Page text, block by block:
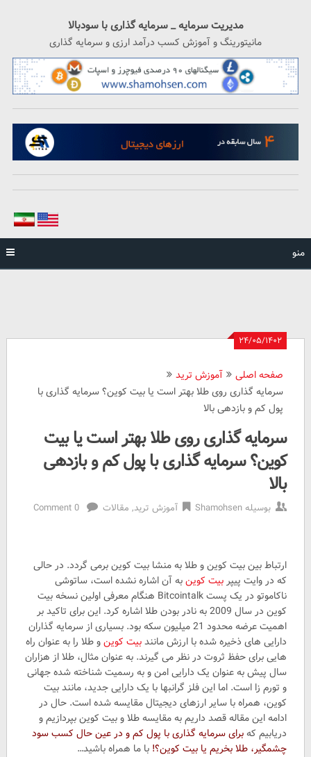
مدیریت سرمایه _ سرمایه گذاری با سودبالا
مانیتورینگ و آموزش کسب درآمد ارزی و سرمایه گذاری
منو
۲۴/۰۵/۱۴۰۲
صفحه اصلی
آموزش ترید
سرمایه گذاری روی طلا بهتر است یا بیت کوین؟ سرمایه گذاری با
پول کم و بازدهی بالا
سرمایه گذاری روی طلا بهتر است یا بیت
کوین؟ سرمایه گذاری با پول کم و بازدهی
بالا
بوسیلهShamohsen آموزش ترید, مقالات 0 Comment
ارتباط بین بیت کوین و طلا به منشا بیت کوین برمی گردد. در حالی
که در وایت پیپر بیت کوینبه آن اشاره نشده است، ساتوشی
ناکاموتو در یک پست Bitcointalk هنگام معرفی اولین نسخه بیت
کوین در سال 2009 به نادر بودن طلا اشاره کرد. این برای تاکید بر
اهمیت عرضه محدود 21 میلیون سکه بود. بسیاری از سرمایه گذاران
دارایی های ذخیره شده با ارزش مانندبیت کوینو طلا را به عنوان راه
هایی برای حفظ ثروت در نظر می گیرند. به عنوان مثال، طلا از هزاران
سال پیش به عنوان یک دارایی امن و به رسمیت شناخته شده جهانی
و تورم زا است. اما این فلز گرانبها با یک دارایی جدید، مانند بیت
کوین، همراه با سایر ارزهای دیجیتال مقایسه شده است. حال در
ادامه این مقاله قصد داریم به مقایسه طلا و بیت کوین بپردازیم و
دریابیم کهبرای سرمایه گذاری با پول کم و در عین حال کسب سود
چشمگیر، طلا بخریم یا بیت کوین؟! با ما همراه باشید…